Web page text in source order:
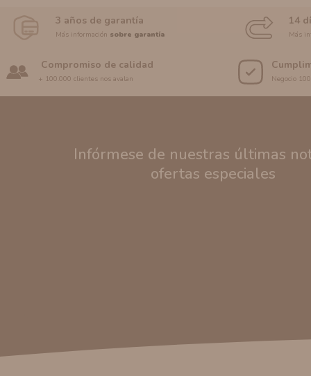
3 años de garantía
Más información sobre garantía
14
Más
Compromiso de calidad
+ 100.000 clientes nos avalan Negocio
Infórmese de nuestras últimas
ofertas especiales